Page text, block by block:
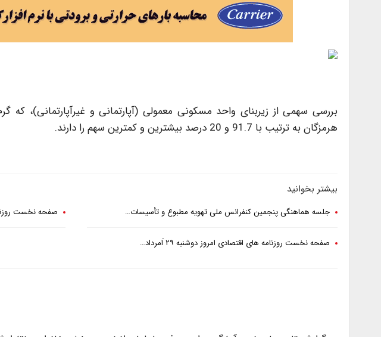
بررسی سهمی از زیربنای واحد مسکونی معمولی (آپارتمانی و غیرآپارتمانی)،
هرمزگان به ترتیب با 91.7 و 20 درصد بیشترین و کمترین سهم را دارند.
بیشتر بخوانید
جلسه هماهنگی پنجمین کنفرانس ملی تهویه مطبوع و تأسیسات… صفحه نخست روزنامه
صفحه نخست روزنامه های اقتصادی امروز دوشنبه ۲۹ اَمرداد…